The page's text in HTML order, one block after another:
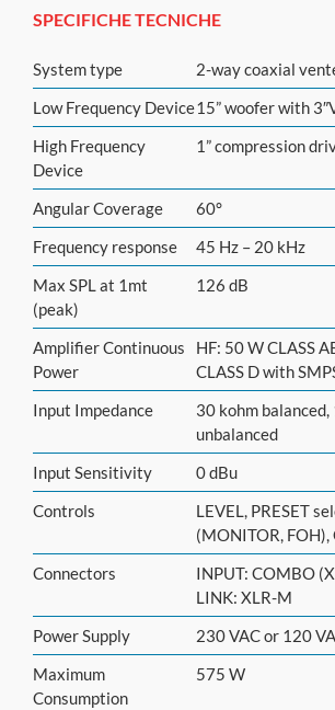
SPECIFICHE TECNICHE
System type
2-way coaxial
Low Frequency Device15” woofer with
High Frequency
Device
1” compression
Angular Coverage
60°
Frequency response
45 Hz – 20 kHz
Max SPL at 1mt
(peak)
126 dB
Amplifier Continuous
Power
HF: 50 W CLASS
CLASS D with
Input Impedance
30 kohm balanced,
unbalanced
Input Sensitivity
0 dBu
Controls
LEVEL, PRESET
(MONITOR,
Connectors
INPUT: COMBO
LINK: XLR-M
Power Supply
230 VAC or 120
Maximum
Consumption
575 W